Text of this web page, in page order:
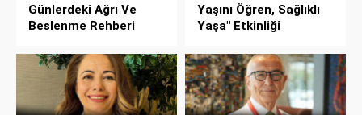
Günlerdeki Ağrı Ve
Beslenme Rehberi
Yaşını Öğren, Sağlıklı
Yaşa" Etkinliği